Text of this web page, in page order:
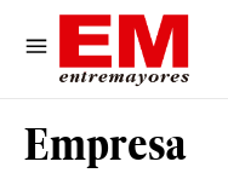
Empresa